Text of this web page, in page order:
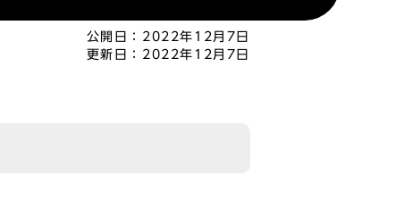
公開日： 2022年12月7日
更新日： 2022年12月7日